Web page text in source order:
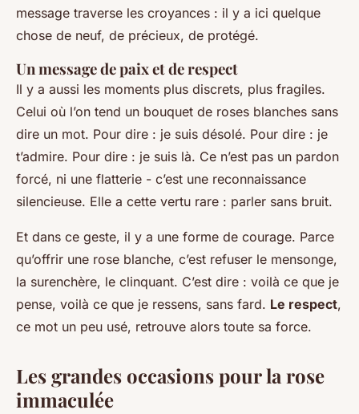
message traverse les croyances : il y a ici quelque
chose de neuf, de précieux, de protégé.
Un message de paix et de respect
Il y a aussi les moments plus discrets, plus fragiles.
Celui où l’on tend un bouquet de roses blanches sans
dire un mot. Pour dire : je suis désolé. Pour dire : je
t’admire. Pour dire : je suis là. Ce n’est pas un pardon
forcé, ni une flatterie - c’est une reconnaissance
silencieuse. Elle a cette vertu rare : parler sans bruit.
Et dans ce geste, il y a une forme de courage. Parce
qu’offrir une rose blanche, c’est refuser le mensonge,
la surenchère, le clinquant. C’est dire : voilà ce que je
pense, voilà ce que je ressens, sans fard. Le respect,
ce mot un peu usé, retrouve alors toute sa force.
Les grandes occasions pour la rose
immaculée